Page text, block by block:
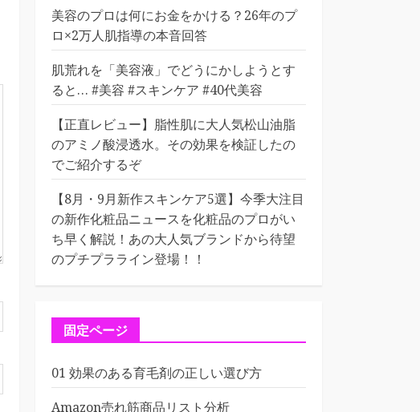
美容のプロは何にお金をかける？26年のプ
ロ×2万人肌指導の本音回答
肌荒れを「美容液」でどうにかしようとす
ると… #美容 #スキンケア #40代美容
【正直レビュー】脂性肌に大人気松山油脂
のアミノ酸浸透水。その効果を検証したの
でご紹介するぞ
【8月・9月新作スキンケア5選】今季大注目
の新作化粧品ニュースを化粧品のプロがい
ち早く解説！あの大人気ブランドから待望
のプチプラライン登場！！
固定ページ
01 効果のある育毛剤の正しい選び方
Amazon売れ筋商品リスト分析